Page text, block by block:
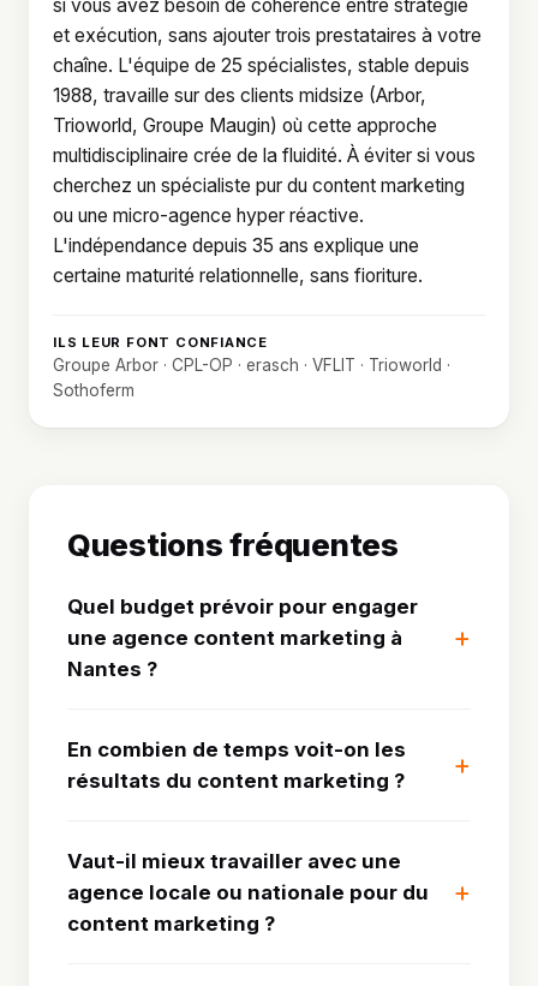
si vous avez besoin de cohérence entre stratégie
et exécution, sans ajouter trois prestataires à votre
chaîne. L'équipe de 25 spécialistes, stable depuis
1988, travaille sur des clients midsize (Arbor,
Trioworld, Groupe Maugin) où cette approche
multidisciplinaire crée de la fluidité. À éviter si vous
cherchez un spécialiste pur du content marketing
ou une micro-agence hyper réactive.
L'indépendance depuis 35 ans explique une
certaine maturité relationnelle, sans fioriture.
ILS LEUR FONT CONFIANCE
Groupe Arbor · CPL-OP · erasch · VFLIT · Trioworld ·
Sothoferm
Questions fréquentes
Quel budget prévoir pour engager
une agence content marketing à
Nantes ?
En combien de temps voit-on les
résultats du content marketing ?
Vaut-il mieux travailler avec une
agence locale ou nationale pour du
content marketing ?